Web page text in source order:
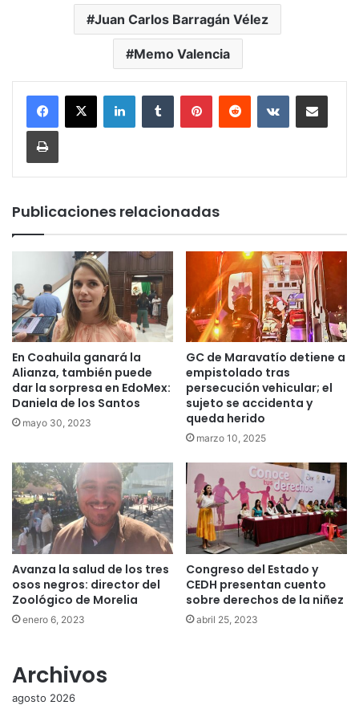
Juan Carlos Barragán Vélez
Memo Valencia
LinkedInTumblr PinterestReddit VKontakteCompartir por
Imprimir
Publicaciones relacionadas
En Coahuila ganará la
Alianza, también puede
dar la sorpresa en EdoMex:
Daniela de los Santos
mayo 30, 2023
GC de Maravatío detiene a
empistolado tras
persecución vehicular; el
sujeto se accidenta y
queda herido
marzo 10, 2025
Avanza la salud de los tres
osos negros: director del
Zoológico de Morelia
enero 6, 2023
Congreso del Estado y
CEDH presentan cuento
sobre derechos de la niñez
abril 25, 2023
Archivos
agosto 2026